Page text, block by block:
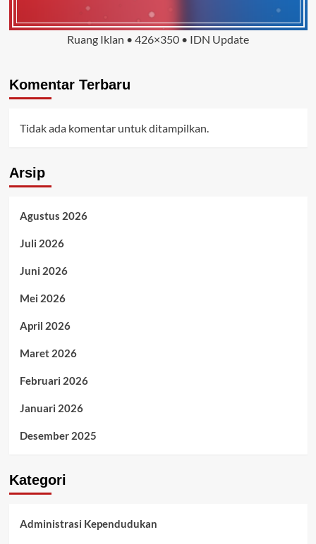
Ruang Iklan • 426×350 • IDN Update
Komentar Terbaru
Tidak ada komentar untuk ditampilkan.
Arsip
Agustus 2026
Juli 2026
Juni 2026
Mei 2026
April 2026
Maret 2026
Februari 2026
Januari 2026
Desember 2025
Kategori
Administrasi Kependudukan